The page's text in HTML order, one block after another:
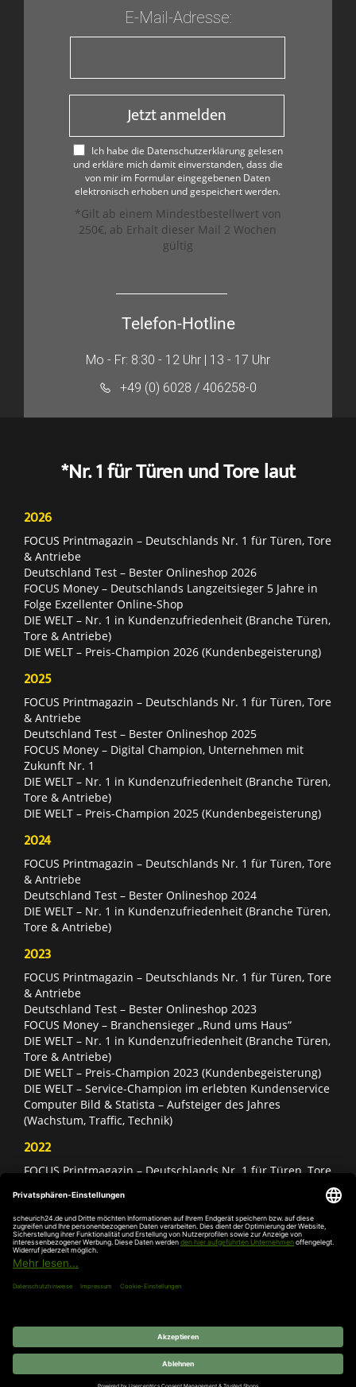
E-Mail-Adresse:
Jetzt anmelden
Ich habe die Datenschutzerklärung gelesen
und erkläre mich damit einverstanden, dass die
von mir im Formular eingegebenen Daten
elektronisch erhoben und gespeichert werden.
*Gilt ab einem Mindestbestellwert von
250€, ab Erhalt dieser Mail 2 Wochen
gültig
Telefon-Hotline
Mo - Fr: 8:30 - 12 Uhr | 13 - 17 Uhr
+49 (0) 6028 / 406258-0
*Nr. 1 für Türen und Tore laut
2026
FOCUS Printmagazin – Deutschlands Nr. 1 für Türen, Tore
& Antriebe
Deutschland Test – Bester Onlineshop 2026
FOCUS Money – Deutschlands Langzeitsieger 5 Jahre in
Folge Exzellenter Online-Shop
DIE WELT – Nr. 1 in Kundenzufriedenheit (Branche Türen,
Tore & Antriebe)
DIE WELT – Preis-Champion 2026 (Kundenbegeisterung)
2025
FOCUS Printmagazin – Deutschlands Nr. 1 für Türen, Tore
& Antriebe
Deutschland Test – Bester Onlineshop 2025
FOCUS Money – Digital Champion, Unternehmen mit
Zukunft Nr. 1
DIE WELT – Nr. 1 in Kundenzufriedenheit (Branche Türen,
Tore & Antriebe)
DIE WELT – Preis-Champion 2025 (Kundenbegeisterung)
2024
FOCUS Printmagazin – Deutschlands Nr. 1 für Türen, Tore
& Antriebe
Deutschland Test – Bester Onlineshop 2024
DIE WELT – Nr. 1 in Kundenzufriedenheit (Branche Türen,
Tore & Antriebe)
2023
FOCUS Printmagazin – Deutschlands Nr. 1 für Türen, Tore
& Antriebe
Deutschland Test – Bester Onlineshop 2023
FOCUS Money – Branchensieger „Rund ums Haus“
DIE WELT – Nr. 1 in Kundenzufriedenheit (Branche Türen,
Tore & Antriebe)
DIE WELT – Preis-Champion 2023 (Kundenbegeisterung)
DIE WELT – Service-Champion im erlebten Kundenservice
Computer Bild & Statista – Aufsteiger des Jahres
(Wachstum, Traffic, Technik)
2022
FOCUS Printmagazin – Deutschlands Nr. 1 für Türen, Tore
Deutschland Test – Bester Onlineshop 2022
FOCUS Money – Branchensieger „Rund ums Haus“
DIE WELT – Service-Champion im erlebten Kundenservice
DIE WELT – Branchengewinner Gold-Rang (Türen, Tore &
Antriebe)
© 2026 SCHEURICH GmbH